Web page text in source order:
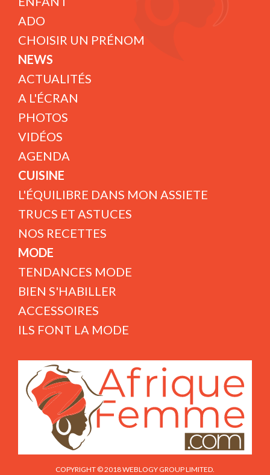
ADO
CHOISIR UN PRÉNOM
NEWS
ACTUALITÉS
A L'ÉCRAN
PHOTOS
VIDÉOS
AGENDA
CUISINE
L'ÉQUILIBRE DANS MON ASSIETE
TRUCS ET ASTUCES
NOS RECETTES
MODE
TENDANCES MODE
BIEN S'HABILLER
ACCESSOIRES
ILS FONT LA MODE
COPYRIGHT © 2018 WEBLOGY GROUP LIMITED.